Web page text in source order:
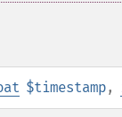
$timestamp,